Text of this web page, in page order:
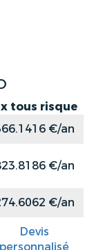
tous risque
€/an
€/an
€/an
Devis
personnalisé